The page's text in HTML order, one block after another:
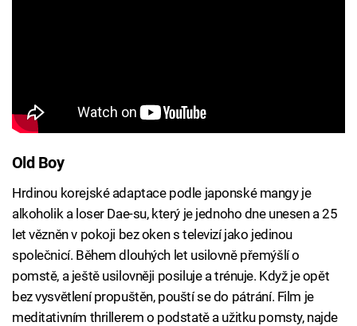
Old Boy
Hrdinou korejské adaptace podle japonské mangy je
alkoholik a loser Dae-su, který je jednoho dne unesen a 25
let vězněn v pokoji bez oken s televizí jako jedinou
společnicí. Během dlouhých let usilovně přemýšlí o
pomstě, a ještě usilovněji posiluje a trénuje. Když je opět
bez vysvětlení propuštěn, pouští se do pátrání. Film je
meditativním thrillerem o podstatě a užitku pomsty, najde